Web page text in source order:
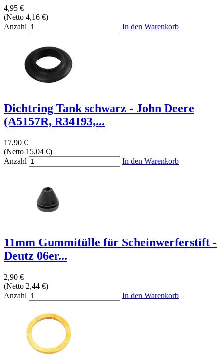
4,95 €
(Netto 4,16 €)
Anzahl
In den Warenkorb
Dichtring Tank schwarz - John Deere
(A5157R, R34193,...
17,90 €
(Netto 15,04 €)
Anzahl
In den Warenkorb
11mm Gummitülle für Scheinwerferstift -
Deutz 06er...
2,90 €
(Netto 2,44 €)
Anzahl
In den Warenkorb